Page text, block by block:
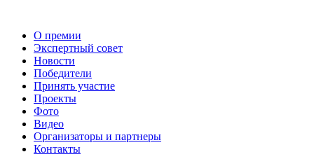
О премии
Экспертный совет
Новости
Победители
Принять участие
Проекты
Фото
Видео
Организаторы и партнеры
Контакты